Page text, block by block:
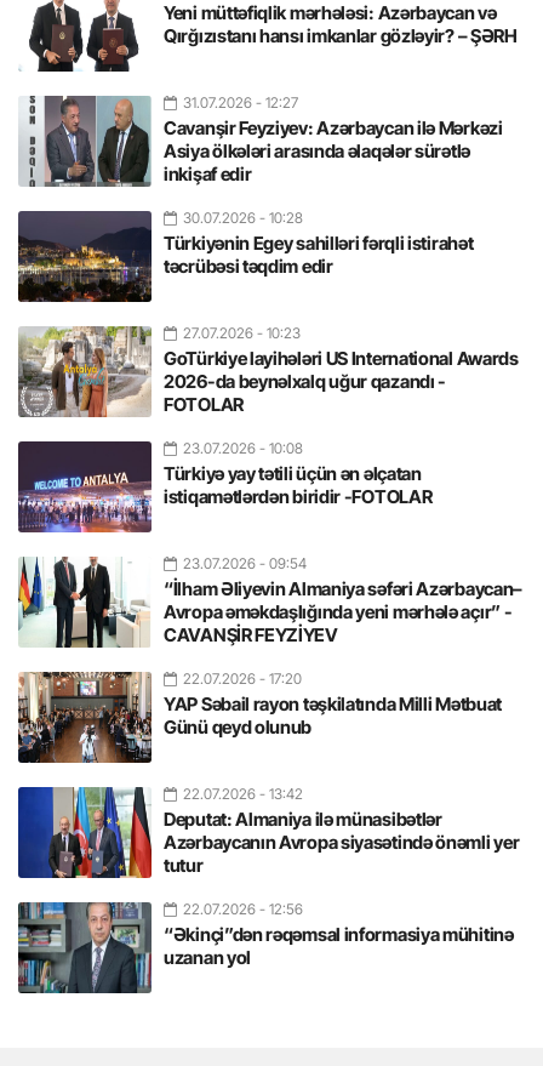
Yeni müttəfiqlik mərhələsi: Azərbaycan və
Qırğızıstanı hansı imkanlar gözləyir? – ŞƏRH
31.07.2026 - 12:27
Cavanşir Feyziyev: Azərbaycan ilə Mərkəzi
Asiya ölkələri arasında əlaqələr sürətlə
inkişaf edir
30.07.2026 - 10:28
Türkiyənin Egey sahilləri fərqli istirahət
təcrübəsi təqdim edir
27.07.2026 - 10:23
GoTürkiye layihələri US International Awards
2026-da beynəlxalq uğur qazandı -
FOTOLAR
23.07.2026 - 10:08
Türkiyə yay tətili üçün ən əlçatan
istiqamətlərdən biridir -FOTOLAR
23.07.2026 - 09:54
“İlham Əliyevin Almaniya səfəri Azərbaycan–
Avropa əməkdaşlığında yeni mərhələ açır” -
CAVANŞİR FEYZİYEV
22.07.2026 - 17:20
YAP Səbail rayon təşkilatında Milli Mətbuat
Günü qeyd olunub
22.07.2026 - 13:42
Deputat: Almaniya ilə münasibətlər
Azərbaycanın Avropa siyasətində önəmli yer
tutur
22.07.2026 - 12:56
“Əkinçi”dən rəqəmsal informasiya mühitinə
uzanan yol